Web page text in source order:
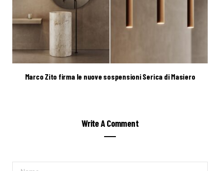
Marco Zito firma le nuove sospensioni Serica di Masiero
Write A Comment